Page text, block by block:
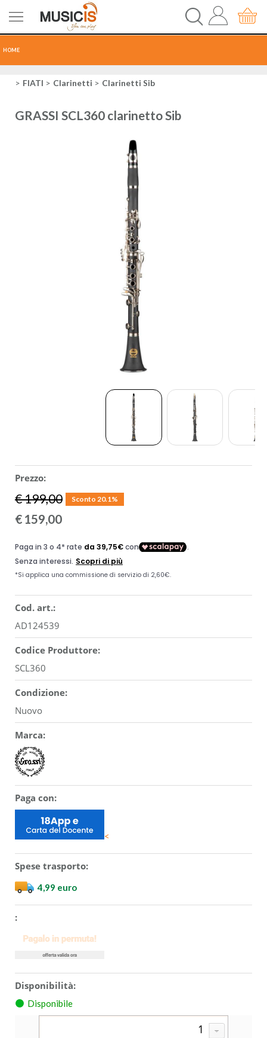
HOME
CHITARRE
TASTI
FIATI Clarinetti Clarinetti Sib
GRASSI SCL360 clarinetto Sib
Prezzo:
€ 199,00 Sconto 20.1%
€ 159,00
Cod. art.:
AD124539
Codice Produttore:
SCL360
Condizione:
Nuovo
Marca:
Paga con:
<
Spese trasporto:
4,99 euro
:
Disponibilità:
Disponibile